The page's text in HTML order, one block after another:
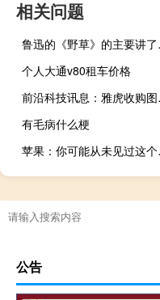
相关问题
鲁
个人大通v80租车价格
前沿
有毛病什么梗
苹果
公告